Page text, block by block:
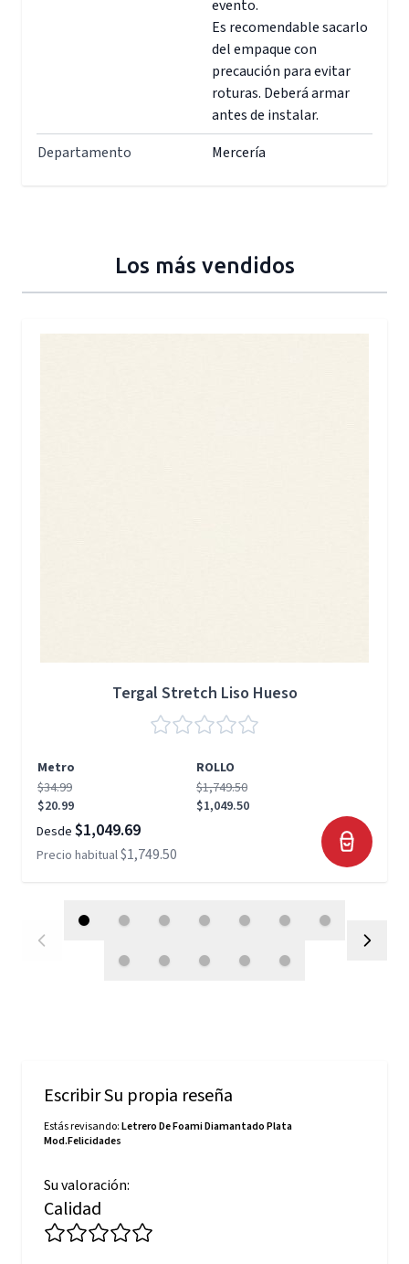
evento.
Es recomendable sacarlo
del empaque con
precaución para evitar
roturas. Deberá armar
antes de instalar.
Departamento
Mercería
Los más vendidos
Tergal Stretch Liso Hueso
Metro
ROLLO
$34.99
$20.99
$1,749.50
$1,049.50
Desde $1,049.69
Precio habitual$1,749.50
Escribir Su propia reseña
Estás revisando:Letrero De Foami Diamantado Plata
Mod.Felicidades
Su valoración:
Calidad